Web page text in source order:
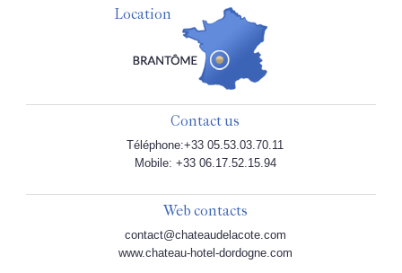
Location
Contact us
Téléphone:+33 05.53.03.70.11
Mobile: +33 06.17.52.15.94
Web contacts
contact@chateaudelacote.com
www.chateau-hotel-dordogne.com